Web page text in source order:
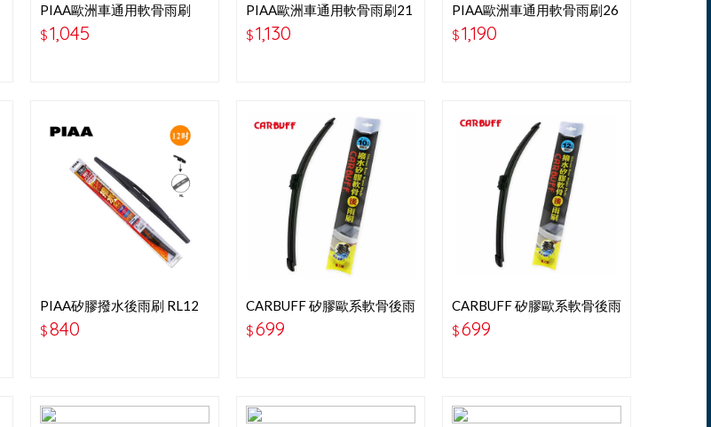
PIAA歐洲車通用軟骨雨刷
19P吋-97048B
$1,045
PIAA歐洲車通用軟骨雨刷21
吋-P97053B
$1,130
PIAA歐洲車通用軟骨雨刷26
＂P97065B
$1,190
PIAA矽膠撥水後雨刷 RL12
＂ WSU30RL
$840
CARBUFF 矽膠歐系軟骨後雨
刷 10吋-255MM
$699
CARBUFF 矽膠歐系軟骨後雨
刷 12吋-305MM
$699